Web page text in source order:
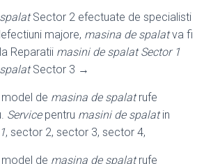
Sector 2 efectuate de specialisti
majore, masina de spalatva fi
Reparatii masini de spalat Sector 1
Sector 3 →
de masina de spalatrufe
Servicepentru masini de spalatin
, sector 2, sector 3, sector 4,
de masina de spalatrufe